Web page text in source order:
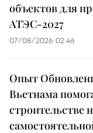
объектов для
АТЭС-2027
07/08/2026 02:46
Опыт
Вьетнама
строительстве